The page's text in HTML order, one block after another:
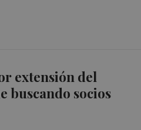
extensión del
buscando socios